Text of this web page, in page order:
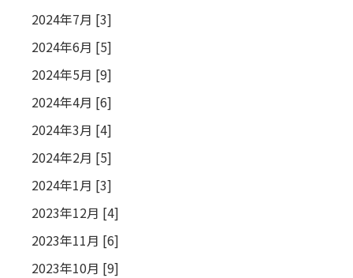
2024年7月 [3]
2024年6月 [5]
2024年5月 [9]
2024年4月 [6]
2024年3月 [4]
2024年2月 [5]
2024年1月 [3]
2023年12月 [4]
2023年11月 [6]
2023年10月 [9]